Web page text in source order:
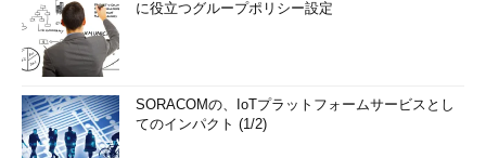
に役立つグループポリシー設定
SORACOMの、IoTプラットフォームサービスとし
てのインパクト (1/2)